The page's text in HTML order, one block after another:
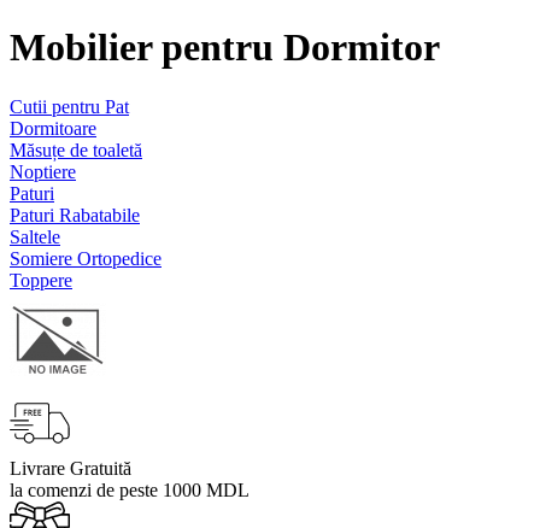
Mobilier pentru Dormitor
Cutii pentru Pat
Dormitoare
Măsuțe de toaletă
Noptiere
Paturi
Paturi Rabatabile
Saltele
Somiere Ortopedice
Toppere
Livrare Gratuită
la comenzi de peste 1000 MDL